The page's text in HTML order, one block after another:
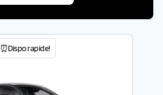
⏰Dispo rapide!